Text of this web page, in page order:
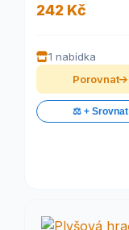
242 Kč
1 nabídka
Porovnat
⚖️ + Srovnat